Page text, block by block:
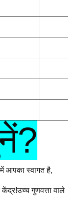
में आपका स्वागत है,
गुणवत्ता वाले